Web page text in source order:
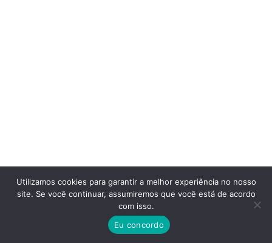
Utilizamos cookies para garantir a melhor experiência no nosso
site. Se você continuar, assumiremos que você está de acordo
com isso.
Eu concordo